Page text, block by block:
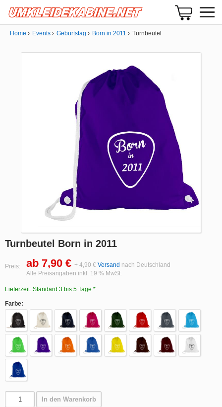
Home Events Geburtstag Born in 2011 Turnbeutel
Turnbeutel Born in 2011
Preis: ab 7,90 € + 4,90 € Versand nach Deutschland
Alle Preisangaben inkl. 19 % MwSt.
Lieferzeit: Standard 3 bis 5 Tage *
Farbe:
In den Warenkorb